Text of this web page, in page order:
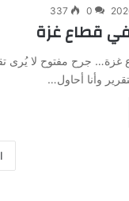
0
337
في قطاع غزة
غزة… جرح مفتوح لا يُرى
وأنا أحاول…